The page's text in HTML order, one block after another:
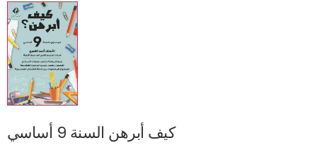
كيف أبرهن السنة 9 أساسي